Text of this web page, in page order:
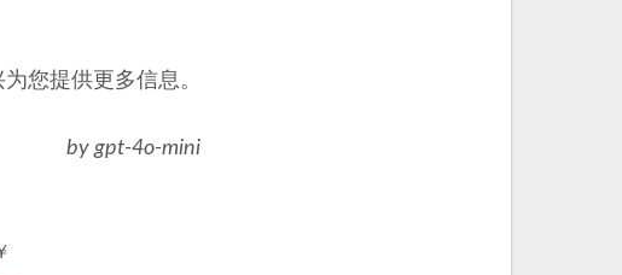
您提供更多信息。
by gpt-4o-mini